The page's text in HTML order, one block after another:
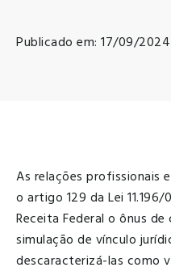
Publicado em: 17/09/2024
As relações profissionais
o artigo 129 da Lei
Receita Federal o ônus
simulação de vínculo
descaracterizá-las como